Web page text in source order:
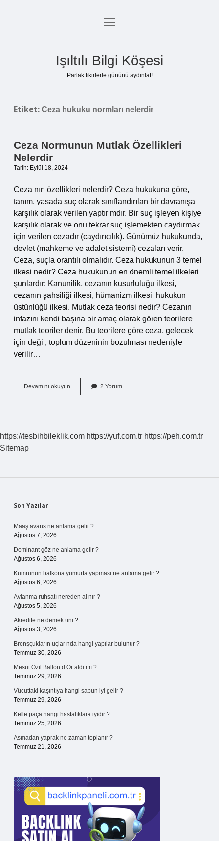
Anasayfa
Yasal Uyarı
menüyü
Işıltılı Bilgi Köşesi
Parlak fikirlerle gününü aydınlat!
Etiket: Ceza hukuku normları nelerdir
Ceza Normunun Mutlak Özellikleri
Nelerdir
Tarih: Eylül 18, 2024
Ceza nın özellikleri nelerdir? Ceza hukukuna göre,
tanım, yasada suç olarak sınıflandırılan bir davranışa
karşılık olarak verilen yaptırımdır. Bir suç işleyen kişiye
karşılık olarak ve onu tekrar suç işlemekten caydırmak
için verilen cezadır (caydırıcılık). Günümüz hukukunda,
devlet (mahkeme ve adalet sistemi) cezaları verir.
Ceza, suçla orantılı olmalıdır. Ceza hukukunun 3 temel
ilkesi nedir? Ceza hukukunun en önemli temel ilkeleri
şunlardır: Kanunilik, cezanın kusurluluğu ilkesi,
cezanın şahsiliği ilkesi, hümanizm ilkesi, hukukun
üstünlüğü ilkesi. Mutlak ceza teorisi nedir? Cezanın
infazını kendi başına bir amaç olarak gören teorilere
mutlak teoriler denir. Bu teorilere göre ceza, gelecek
için değil, toplum düzeninin bozulması nedeniyle
verilir…
Devamını okuyun
Normunun
2 Yorum
https://tesbihbileklik.com https://yuf.com.tr https://peh.com.tr
Sitemap
Sidebar
Son Yazılar
Maaş avans ne anlama gelir ?
Ağustos 7, 2026
Dominant göz ne anlama gelir ?
Ağustos 6, 2026
Kumrunun balkona yumurta yapması ne anlama gelir ?
Ağustos 6, 2026
Avlanma ruhsatı nereden alınır ?
Ağustos 5, 2026
Akredite ne demek üni ?
Ağustos 3, 2026
Bronşçukların uçlarında hangi yapılar bulunur ?
Temmuz 30, 2026
Mesut Özil Ballon d’Or aldı mı ?
Temmuz 29, 2026
Vücuttaki kaşıntıya hangi sabun iyi gelir ?
Temmuz 29, 2026
Kelle paça hangi hastalıklara iyidir ?
Temmuz 25, 2026
Asmadan yaprak ne zaman toplanır ?
Temmuz 21, 2026